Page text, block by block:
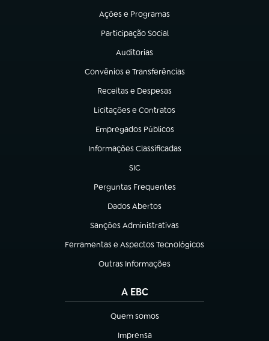
Ações e Programas
(abre em nova aba)
Participação Social
(abre em nova aba)
Auditorias
(abre em nova aba)
Convênios e Transferências
(abre em nova aba)
Receitas e Despesas
(abre em nova aba)
Licitações e Contratos
(abre em nova aba)
Empregados Públicos
(abre em nova aba)
Informações Classificadas
(abre em nova aba)
SIC
(abre em nova aba)
Perguntas Frequentes
(abre em nova aba)
Dados Abertos
(abre em nova aba)
Sanções Administrativas
(abre em nova aba)
Ferramentas e Aspectos Tecnológicos
(abre em nova aba)
Outras Informações
(abre em nova aba)
A EBC
Quem somos
(abre em nova aba)
Imprensa